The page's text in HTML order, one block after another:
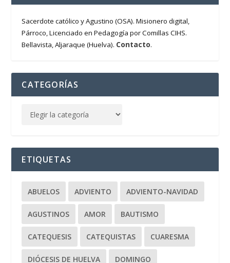
Sacerdote católico y Agustino (OSA). Misionero digital,
Párroco, Licenciado en Pedagogía por Comillas CIHS.
Bellavista, Aljaraque (Huelva). Contacto.
CATEGORÍAS
ETIQUETAS
ABUELOS ADVIENTO ADVIENTO-NAVIDAD
AGUSTINOS AMOR BAUTISMO
CATEQUESIS CATEQUISTAS CUARESMA
DIÓCESIS DE HUELVA DOMINGO